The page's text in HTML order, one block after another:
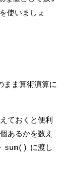
を使いましょ
まま算術演算に
ておくと便利
あるかを数え
sum() に渡し